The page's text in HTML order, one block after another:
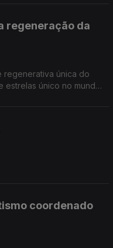
regeneração da
regenerativa única do
estrelas único no mundo
coordenado